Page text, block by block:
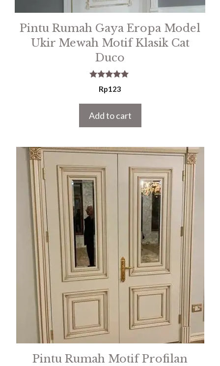
Pintu Rumah Gaya Eropa Model
Ukir Mewah Motif Klasik Cat
Duco
5.00
out of 5
Rp123
Add to cart
Pintu Rumah Motif Profilan